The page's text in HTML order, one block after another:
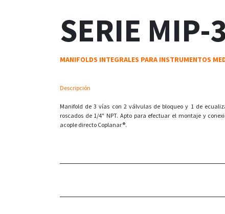
SERIE MIP-
MANIFOLDS INTEGRALES PARA INSTRUMENTOS
Descripción
Manifold de 3 vías con 2 válvulas de bloqueo y 1 de
roscados de 1/4" NPT. Apto para efectuar el montaje y
acople directo Coplanar®.